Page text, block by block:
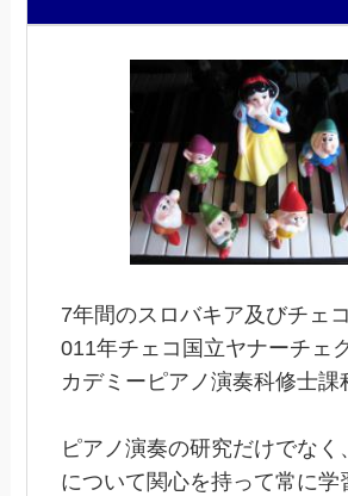
7年間のスロバキア及びチェ
011年チェコ国立ヤナーチェ
カデミーピアノ演奏科修士課
ピアノ演奏の研究だけでなく
について関心を持って常に学